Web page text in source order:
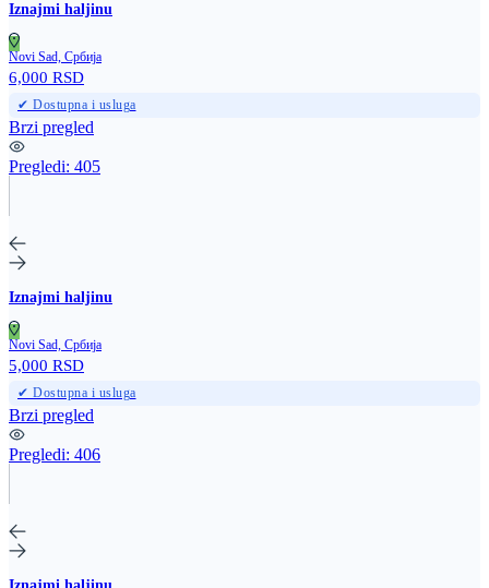
Iznajmi haljinu
Novi Sad, Србија
6,000 RSD
✔ Dostupna i usluga
Brzi pregled
Pregledi: 405
Iznajmi haljinu
Novi Sad, Србија
5,000 RSD
✔ Dostupna i usluga
Brzi pregled
Pregledi: 406